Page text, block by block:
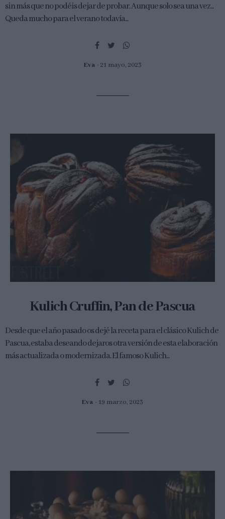
sin más que no podéis dejar de probar. Aunque solo sea una vez...
Queda mucho para el verano todavía...
Eva 21 mayo, 2023
Kulich Cruffin, Pan de Pascua
Desde que el año pasado os dejé la receta para el clásico Kulich de
Pascua, estaba deseando dejaros otra versión de esta elaboración
más actualizada o modernizada. El famoso Kulich...
Eva 19 marzo, 2023